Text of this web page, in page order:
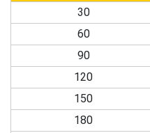
30
60
90
120
150
180